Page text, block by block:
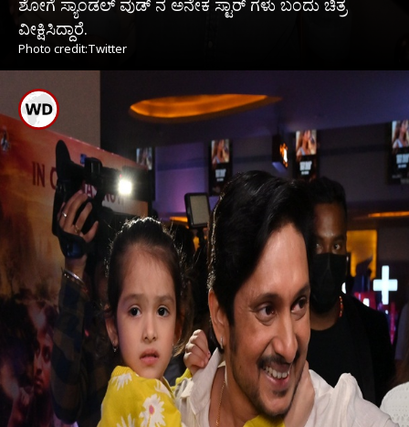
ಶೋಗೆ ಸ್ಯಾಂಡಲ್ ವುಡ್ ನ ಅನೇಕ ಸ್ಟಾರ್ ಗಳು ಬಂದು ಚಿತ್ರ
ವೀಕ್ಷಿಸಿದ್ದಾರೆ.
Photo credit:Twitter